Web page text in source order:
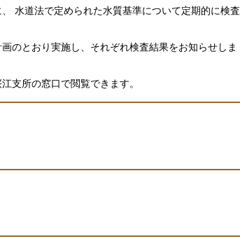
水道法で定められた水質基準について定期的に検査
のとおり実施し、それぞれ検査結果をお知らせしま
支所の窓口で閲覧できます。